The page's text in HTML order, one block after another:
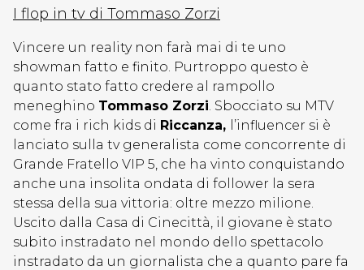
I flop in tv di Tommaso Zorzi
Vincere un reality non farà mai di te uno
showman fatto e finito. Purtroppo questo è
quanto stato fatto credere al rampollo
meneghino Tommaso Zorzi. Sbocciato su MTV
come fra i rich kids di Riccanza, l’influencer si è
lanciato sulla tv generalista come concorrente di
Grande Fratello VIP 5, che ha vinto conquistando
anche una insolita ondata di follower la sera
stessa della sua vittoria: oltre mezzo milione.
Uscito dalla Casa di Cinecittà, il giovane è stato
subito instradato nel mondo dello spettacolo
instradato da un giornalista che a quanto pare fa